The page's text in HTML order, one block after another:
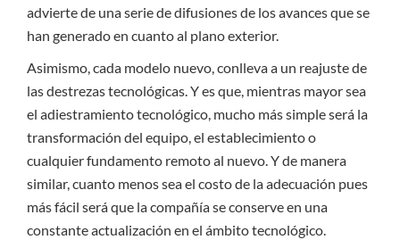
advierte de una serie de difusiones de los avances que se
han generado en cuanto al plano exterior.
Asimismo, cada modelo nuevo, conlleva a un reajuste de
las destrezas tecnológicas. Y es que, mientras mayor sea
el adiestramiento tecnológico, mucho más simple será la
transformación del equipo, el establecimiento o
cualquier fundamento remoto al nuevo. Y de manera
similar, cuanto menos sea el costo de la adecuación pues
más fácil será que la compañía se conserve en una
constante actualización en el ámbito tecnológico.